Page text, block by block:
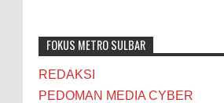
FOKUS METRO SULBAR
REDAKSI
PEDOMAN MEDIA CYBER